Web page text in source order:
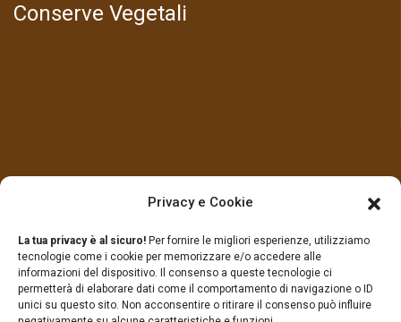
Privacy e Cookie
La tua privacy è al sicuro! Per fornire le migliori esperienze, utilizziamo
tecnologie come i cookie per memorizzare e/o accedere alle
informazioni del dispositivo. Il consenso a queste tecnologie ci
permetterà di elaborare dati come il comportamento di navigazione o ID
unici su questo sito. Non acconsentire o ritirare il consenso può influire
Conserve Vegetali
LINK UTILI
Prodotti Contatti
Chi Siamo Privacy Policy